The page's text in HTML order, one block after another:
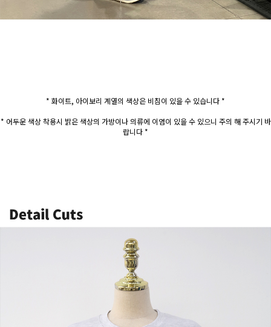
* 화이트, 아이보리 계열의 색상은 비침이 있을 수 있습니다 *
* 어두운 색상 착용시 밝은 색상의 가방이나 의류에 이염이 있을 수 있으니 주의 해 주시기 바
랍니다 *